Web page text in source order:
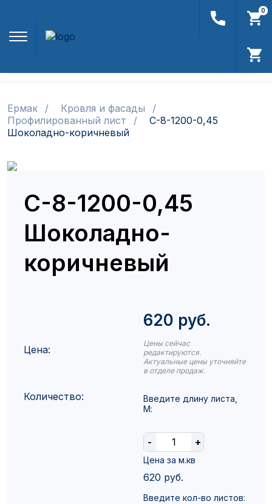
0
0
Ермак
Кровля и фасады
Профилированный лист
С-8-1200-0,45
Шоколадно-коричневый
С-8-1200-0,45
Шоколадно-
коричневый
Цена:
620 руб.
Цены сейчас
редактируются.
Актуальные цены уточняйте
в отделе продаж.
Количество:
Введите длину листа,
М:
- +
Цена за м.кв
620 руб.
Введите кол-во листов: